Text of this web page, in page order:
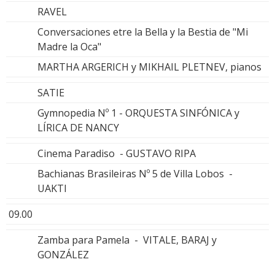
RAVEL
Conversaciones etre la Bella y la Bestia de "Mi
Madre la Oca"
MARTHA ARGERICH y MIKHAIL PLETNEV, pianos
SATIE
Gymnopedia Nº 1 - ORQUESTA SINFÓNICA y
LÍRICA DE NANCY
Cinema Paradiso - GUSTAVO RIPA
Bachianas Brasileiras Nº 5 de Villa Lobos -
UAKTI
09.00
Zamba para Pamela - VITALE, BARAJ y
GONZÁLEZ